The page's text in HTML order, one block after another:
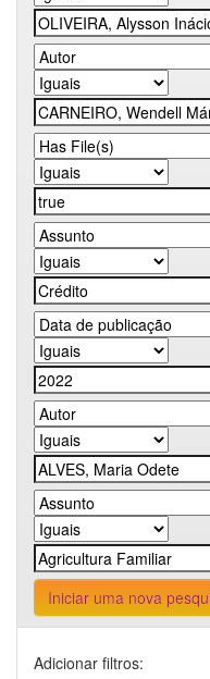
Iniciar uma nova
Adicionar filtros: